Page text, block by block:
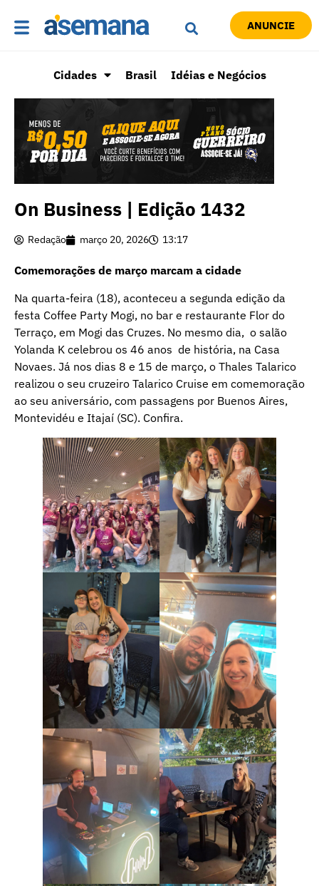
ANUNCIE
Cidades Brasil Idéias e Negócios
On Business | Edição 1432
Redação março 20, 2026 13:17
Comemorações de março marcam a cidade
Na quarta-feira (18), aconteceu a segunda edição da
festa Coffee Party Mogi, no bar e restaurante Flor do
Terraço, em Mogi das Cruzes. No mesmo dia, o salão
Yolanda K celebrou os 46 anos de história, na Casa
Novaes. Já nos dias 8 e 15 de março, o Thales Talarico
realizou o seu cruzeiro Talarico Cruise em comemoração
ao seu aniversário, com passagens por Buenos Aires,
Montevidéu e Itajaí (SC). Confira.